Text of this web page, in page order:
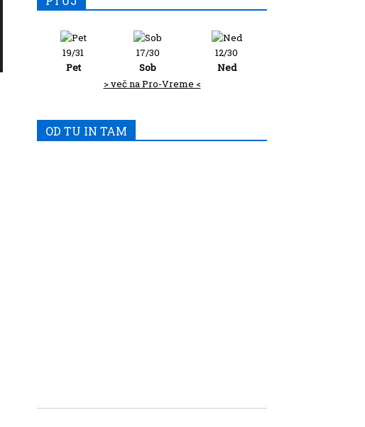
19/31
Pet
17/30
Sob
12/30
Ned
> več na Pro-Vreme <
OD TU IN TAM